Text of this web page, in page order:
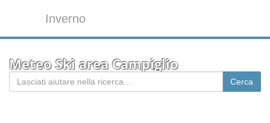
Inverno
Meteo Ski area Campiglio